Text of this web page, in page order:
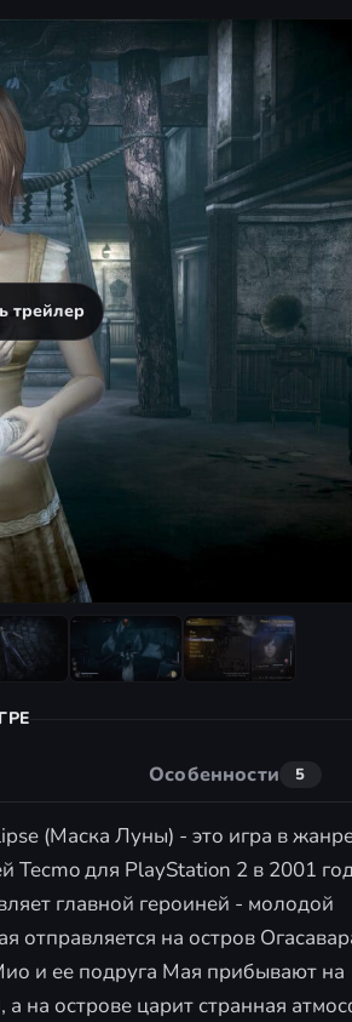
трейлер
Особенности 5
(Маска Луны) - это игра в
Tecmo для PlayStation 2 в 2001
главной героиней - молодой
на остров
и ее подруга Мая прибывают на
на острове царит странная